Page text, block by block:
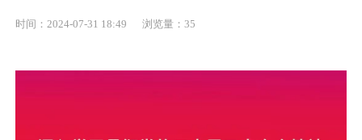
时间：2024-07-31 18:49 浏览量： 35